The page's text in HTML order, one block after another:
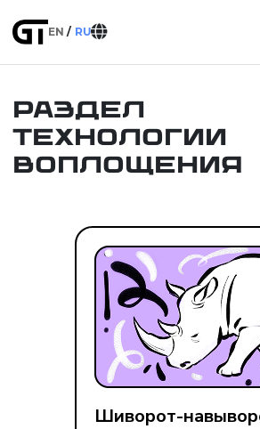
EN RU
Раздел
Технологии
воплощения
Шиворот-